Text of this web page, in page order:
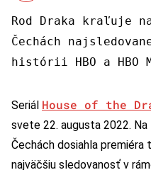
Rod Draka kraľuje
Čechách
histórii HBO a HBO
Seriál House of the
svete 22. augusta 2022. Na
Čechách dosiahla
najväčšiu sledovanosť v